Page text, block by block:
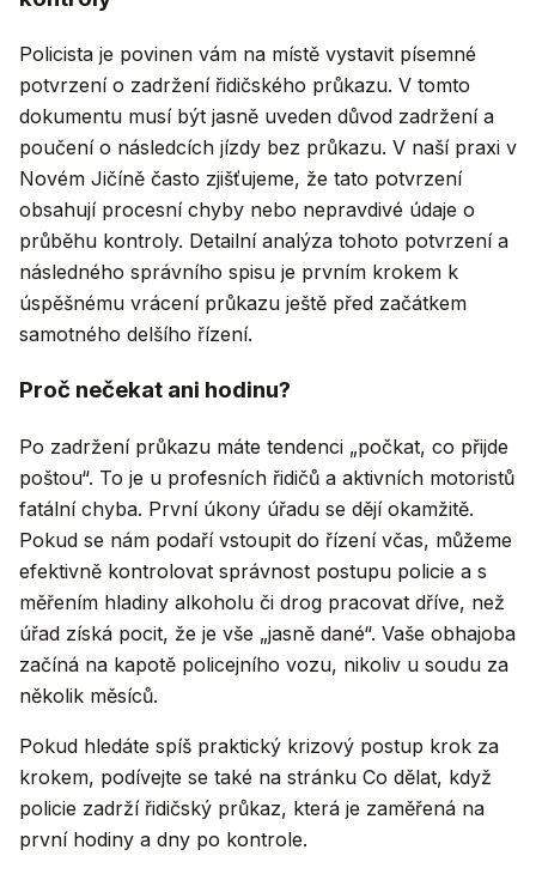
Policista je povinen vám na místě vystavit písemné
potvrzení o zadržení řidičského průkazu. V tomto
dokumentu musí být jasně uveden důvod zadržení a
poučení o následcích jízdy bez průkazu. V naší praxi v
Novém Jičíně často zjišťujeme, že tato potvrzení
obsahují procesní chyby nebo nepravdivé údaje o
průběhu kontroly. Detailní analýza tohoto potvrzení a
následného správního spisu je prvním krokem k
úspěšnému vrácení průkazu ještě před začátkem
samotného delšího řízení.
Proč nečekat ani hodinu?
Po zadržení průkazu máte tendenci „počkat, co přijde
poštou“. To je u profesních řidičů a aktivních motoristů
fatální chyba. První úkony úřadu se dějí okamžitě.
Pokud se nám podaří vstoupit do řízení včas, můžeme
efektivně kontrolovat správnost postupu policie a s
měřením hladiny alkoholu či drog pracovat dříve, než
úřad získá pocit, že je vše „jasně dané“. Vaše obhajoba
začíná na kapotě policejního vozu, nikoliv u soudu za
několik měsíců.
Pokud hledáte spíš praktický krizový postup krok za
krokem, podívejte se také na stránku Co dělat, když
policie zadrží řidičský průkaz, která je zaměřená na
první hodiny a dny po kontrole.